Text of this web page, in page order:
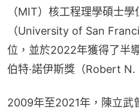
（MIT）核工程理學碩士
（University of San
位，並於2022年獲得了半
伯特·諾伊斯獎（Robert
2009年至2021年，陳立武